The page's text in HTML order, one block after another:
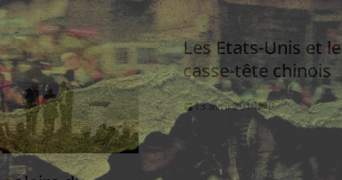
Les Etats-Unis et le
casse-tête chinois
13 avril 2014 0